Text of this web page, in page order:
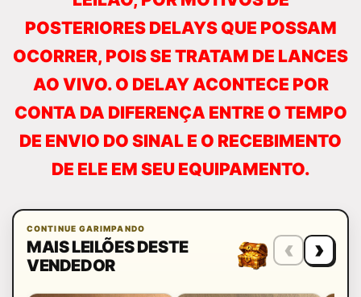
POSTERIORES DELAYS QUE POSSAM
OCORRER, POIS SE TRATAM DE LANCES
AO VIVO. O DELAY ACONTECE POR
CONTA DA DIFERENÇA ENTRE O TEMPO
DE ENVIO DO SINAL E O RECEBIMENTO
DE ELE EM SEU EQUIPAMENTO.
CONTINUE GARIMPANDO
MAIS LEILÕES DESTE
VENDEDOR
‹ ›